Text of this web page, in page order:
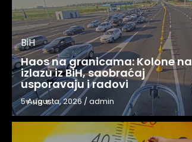
BiH
Haos na granicama: Kolone na
izlazu iz BiH, saobraćaj
usporavaju i radovi
5 Augusta, 2026 /admin